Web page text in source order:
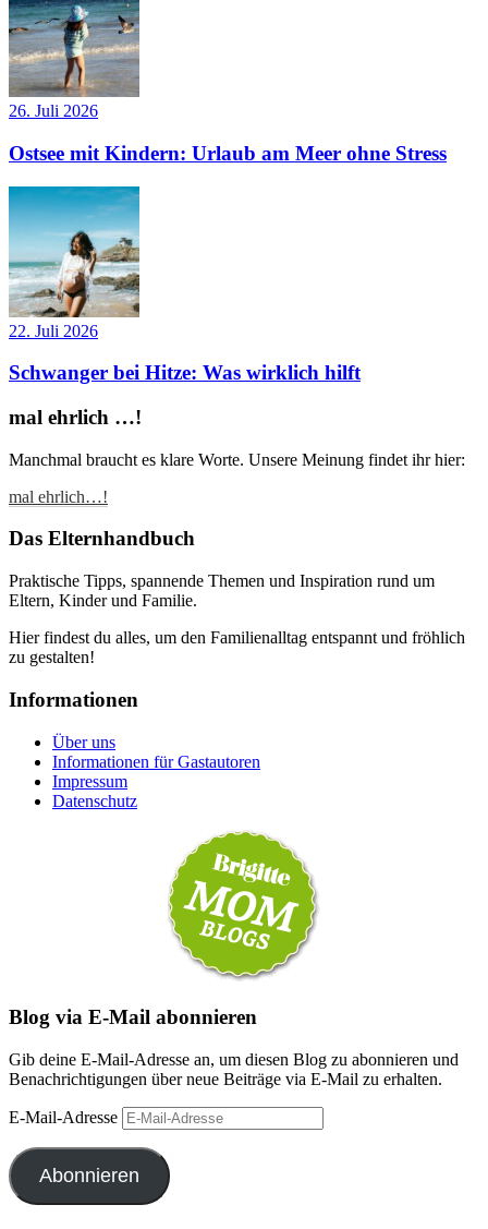
26. Juli 2026
Ostsee mit Kindern: Urlaub am Meer ohne Stress
22. Juli 2026
Schwanger bei Hitze: Was wirklich hilft
mal ehrlich …!
Manchmal braucht es klare Worte. Unsere Meinung findet ihr hier:
mal ehrlich…!
Das Elternhandbuch
Praktische Tipps, spannende Themen und Inspiration rund um
Eltern, Kinder und Familie.
Hier findest du alles, um den Familienalltag entspannt und fröhlich
zu gestalten!
Informationen
Über uns
Informationen für Gastautoren
Impressum
Datenschutz
Blog via E-Mail abonnieren
Gib deine E-Mail-Adresse an, um diesen Blog zu abonnieren und
Benachrichtigungen über neue Beiträge via E-Mail zu erhalten.
E-Mail-Adresse
Abonnieren